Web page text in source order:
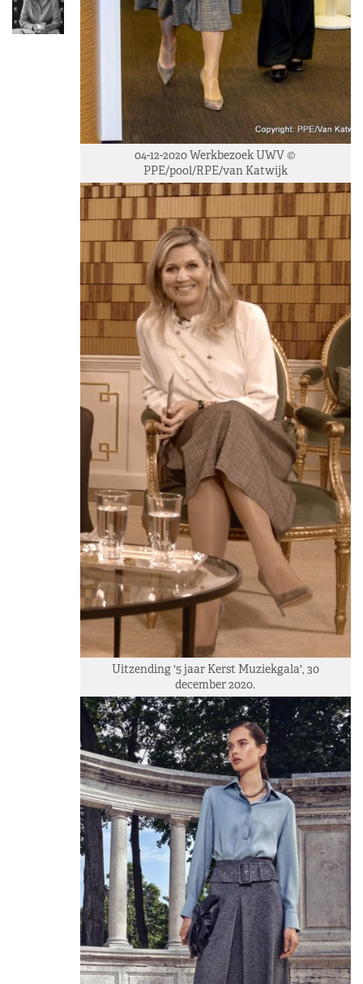
04-12-2020 Werkbezoek UWV ©
PPE/pool/RPE/van Katwijk
Uitzending '5 jaar Kerst Muziekgala', 30
december 2020.